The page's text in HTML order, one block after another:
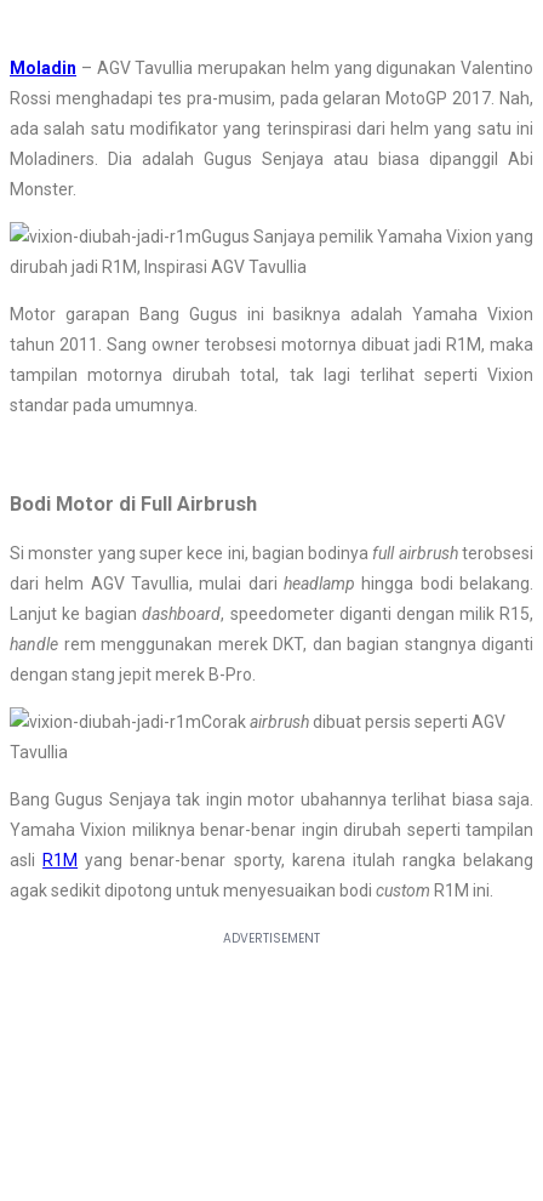
Moladin – AGV Tavullia merupakan helm yang digunakan Valentino
Rossi menghadapi tes pra-musim, pada gelaran MotoGP 2017. Nah,
ada salah satu modifikator yang terinspirasi dari helm yang satu ini
Moladiners. Dia adalah Gugus Senjaya atau biasa dipanggil Abi
Monster.
Gugus Sanjaya pemilik Yamaha Vixion yang
dirubah jadi R1M, Inspirasi AGV Tavullia
Motor garapan Bang Gugus ini basiknya adalah Yamaha Vixion
tahun 2011. Sang owner terobsesi motornya dibuat jadi R1M, maka
tampilan motornya dirubah total, tak lagi terlihat seperti Vixion
standar pada umumnya.
Bodi Motor di Full Airbrush
Si monster yang super kece ini, bagian bodinya full airbrushterobsesi
dari helm AGV Tavullia, mulai dari headlamp hingga bodi belakang.
Lanjut ke bagiandashboard, speedometer diganti dengan milik R15,
handle rem menggunakan merek DKT, dan bagian stangnya diganti
dengan stang jepit merek B-Pro.
Corakairbrush dibuat persis seperti AGV
Tavullia
Bang Gugus Senjaya tak ingin motor ubahannya terlihat biasa saja.
Yamaha Vixion miliknya benar-benar ingin dirubah seperti tampilan
asli R1M yang benar-benar sporty, karena itulah rangka belakang
agak sedikit dipotong untuk menyesuaikan bodi custom R1M ini.